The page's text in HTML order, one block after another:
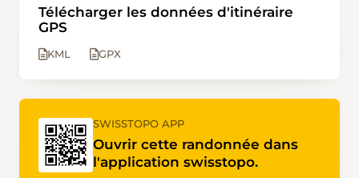
Télécharger les données d'itinéraire
GPS
KML GPX
SWISSTOPO APP
Ouvrir cette randonnée dans
l'application swisstopo.